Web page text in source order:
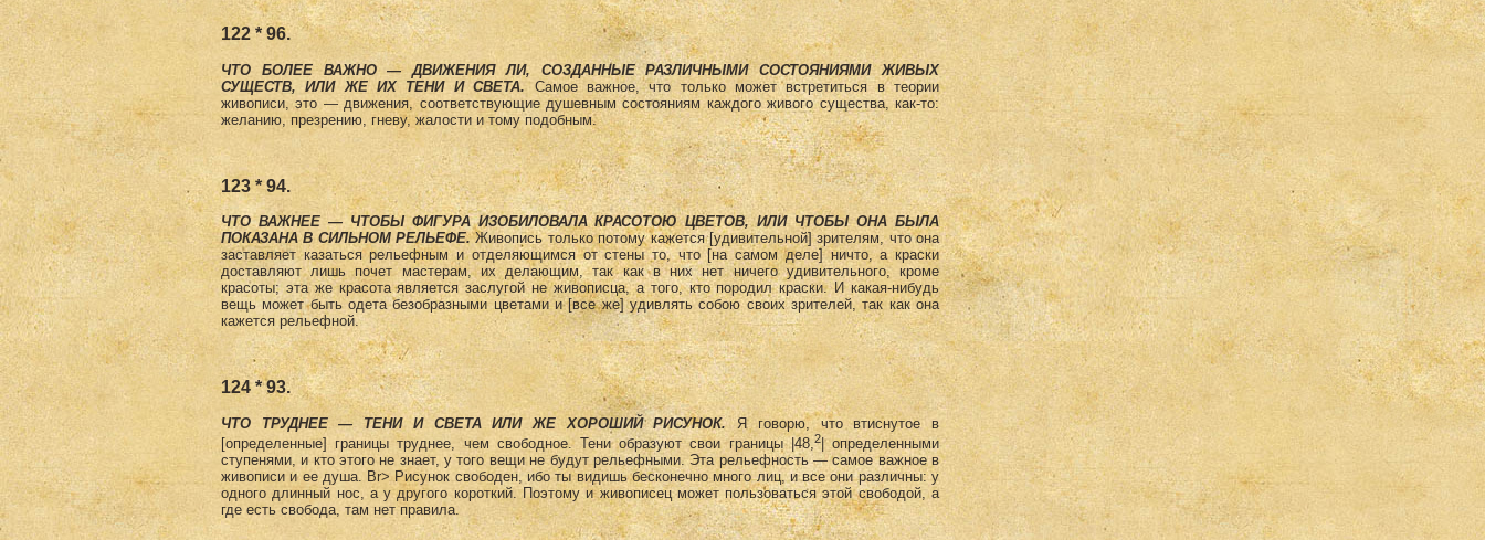
122 * 96.
ЧТО БОЛЕЕ ВАЖНО — ДВИЖЕНИЯ ЛИ, СОЗДАННЫЕ РАЗЛИЧНЫМИ СОСТОЯНИЯМИ ЖИВЫХ
СУЩЕСТВ, ИЛИ ЖЕ ИХ ТЕНИ И СВЕТА. Самое важное, что только может встретиться в теории
живописи, это — движения, соответствующие душевным состояниям каждого живого существа, как-то:
желанию, презрению, гневу, жалости и тому подобным.
123 * 94.
ЧТО ВАЖНЕЕ — ЧТОБЫ ФИГУРА ИЗОБИЛОВАЛА КРАСОТОЮ ЦВЕТОВ, ИЛИ ЧТОБЫ ОНА БЫЛА
ПОКАЗАНА В СИЛЬНОМ РЕЛЬЕФЕ.Живопись только потому кажется [удивительной] зрителям, что она
заставляет казаться рельефным и отделяющимся от стены то, что [на самом деле] ничто, а краски
доставляют лишь почет мастерам, их делающим, так как в них нет ничего удивительного, кроме
красоты; эта же красота является заслугой не живописца, а того, кто породил краски. И какая-нибудь
вещь может быть одета безобразными цветами и [все же] удивлять собою своих зрителей, так как она
кажется рельефной.
124 * 93.
ЧТО ТРУДНЕЕ — ТЕНИ И СВЕТА ИЛИ ЖЕ ХОРОШИЙ РИСУНОК. Я говорю, что втиснутое в
[определенные] границы труднее, чем свободное. Тени образуют свои границы |48,2| определенными
ступенями, и кто этого не знает, у того вещи не будут рельефными. Эта рельефность — самое важное в
живописи и ее душа. Br> Рисунок свободен, ибо ты видишь бесконечно много лиц, и все они различны: у
одного длинный нос, а у другого короткий. Поэтому и живописец может пользоваться этой свободой, а
где есть свобода, там нет правила.